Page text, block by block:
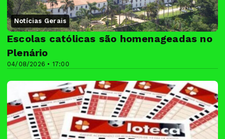
Notícias Gerais
04/08/2026 • 17:00
Escolas católicas são homenageadas no
Plenário